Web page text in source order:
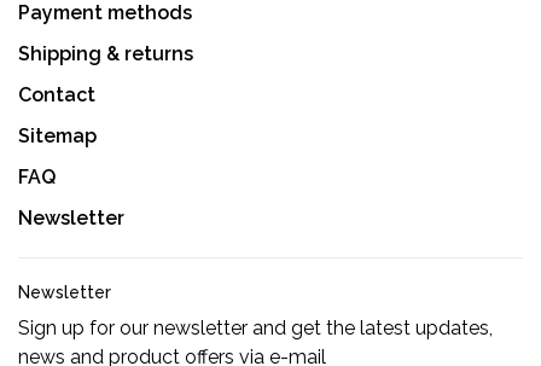
Payment methods
Shipping & returns
Contact
Sitemap
FAQ
Newsletter
Newsletter
Sign up for our newsletter and get the latest updates,
news and product offers via e-mail